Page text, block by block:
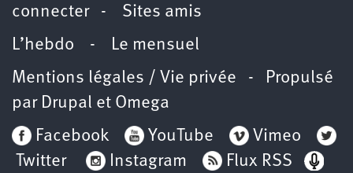
connecter- Sites amis
L’hebdo - Le mensuel
Mentions légales / Vie privée - Propulsé
par Drupal et Omega
Facebook
YouTube
Vimeo
Twitter
Instagram Flux RSS